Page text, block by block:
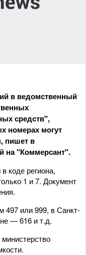
в ведомственный
средств",
номерах могут
пишет в
на "Коммерсант".
коде региона,
1 и 7. Документ
497 или 999, в Санкт-
— 616 и т.д.